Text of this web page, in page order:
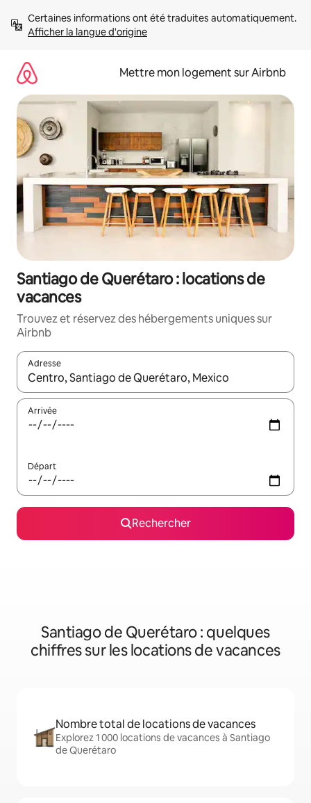
directement
Afficher la langue d'origine
Mettre mon logement sur Airbnb
Santiago de Querétaro : locations de
vacances
Trouvez et réservez des hébergements uniques sur
Airbnb
Adresse
Lorsque les résultats s'affichent, utilisez les flèches vers le
Arrivée
Départ
Rechercher
Santiago de Querétaro : quelques
chiffres sur les locations de vacances
Nombre total de locations de vacances
Explorez 1 000 locations de vacances à Santiago
de Querétaro